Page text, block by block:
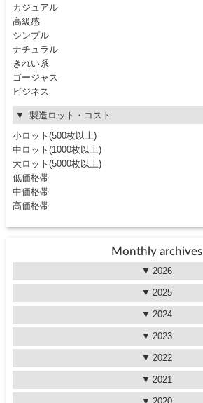
カジュアル
高級感
シンプル
ナチュラル
きれい系
ゴージャス
ビジネス
製造ロット・コスト
小ロット(500枚以上)
中ロット(1000枚以上)
大ロット(5000枚以上)
低価格帯
中価格帯
高価格帯
Monthly archives
2026
2025
2024
2023
2022
2021